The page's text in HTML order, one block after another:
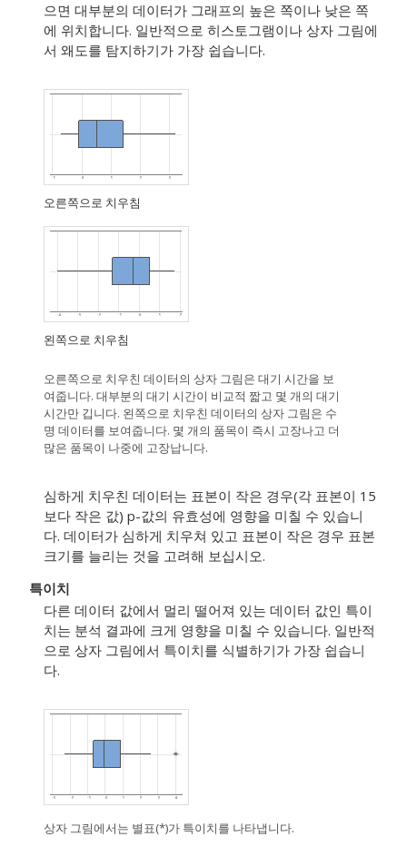
으면 대부분의 데이터가 그래프의 높은 쪽이나 낮은 쪽
에 위치합니다. 일반적으로 히스토그램이나 상자 그림에
서 왜도를 탐지하기가 가장 쉽습니다.
오른쪽으로 치우침
왼쪽으로 치우침
오른쪽으로 치우친 데이터의 상자 그림은 대기 시간을 보
여줍니다. 대부분의 대기 시간이 비교적 짧고 몇 개의 대기
시간만 깁니다. 왼쪽으로 치우친 데이터의 상자 그림은 수
명 데이터를 보여줍니다. 몇 개의 품목이 즉시 고장나고 더
많은 품목이 나중에 고장납니다.
심하게 치우친 데이터는 표본이 작은 경우(각 표본이 15
보다 작은 값) p-값의 유효성에 영향을 미칠 수 있습니
다. 데이터가 심하게 치우쳐 있고 표본이 작은 경우 표본
크기를 늘리는 것을 고려해 보십시오.
특이치
다른 데이터 값에서 멀리 떨어져 있는 데이터 값인 특이
치는 분석 결과에 크게 영향을 미칠 수 있습니다. 일반적
으로 상자 그림에서 특이치를 식별하기가 가장 쉽습니
다.
상자 그림에서는 별표(*)가 특이치를 나타냅니다.